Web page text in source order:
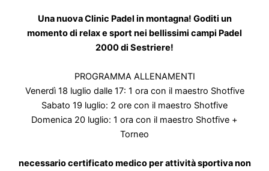
Una nuova Clinic Padel in montagna! Goditi un
momento di relax e sport nei bellissimi campi Padel
2000 di Sestriere!
PROGRAMMA ALLENAMENTI
Venerdì 18 luglio dalle 17: 1 ora con il maestro Shotfive
Sabato 19 luglio: 2 ore con il maestro Shotfive
Domenica 20 luglio: 1 ora con il maestro Shotfive +
Torneo
necessario certificato medico per attività sportiva non